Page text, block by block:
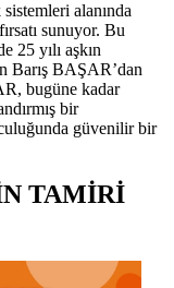
alanında
sunuyor. Bu
25 yılı aşkın
Barış BAŞAR’dan
bugüne kadar
bir
güvenilir bir
TAMİRİ